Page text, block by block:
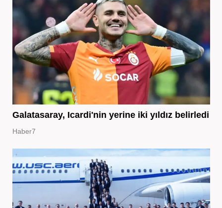
Galatasaray, Icardi'nin yerine iki yıldız belirledi
Haber7